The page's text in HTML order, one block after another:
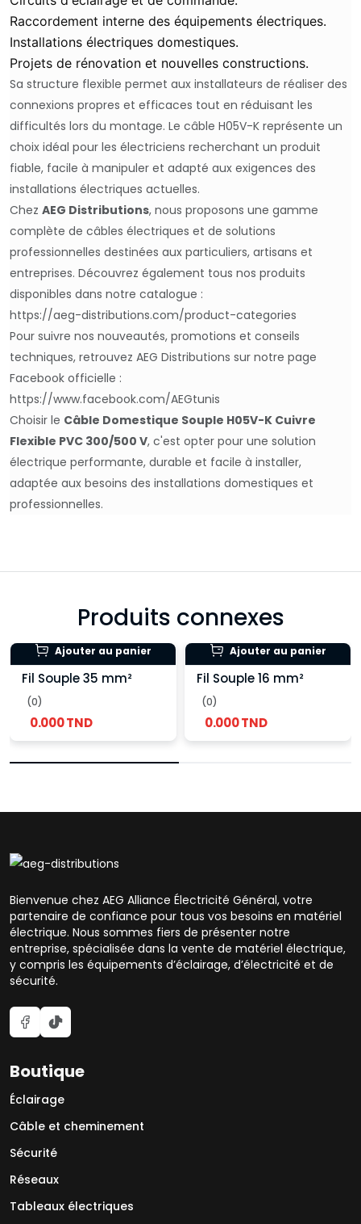
Raccordement interne des équipements électriques.
Installations électriques domestiques.
Projets de rénovation et nouvelles constructions.
Sa structure flexible permet aux installateurs de réaliser des
connexions propres et efficaces tout en réduisant les
difficultés lors du montage. Le câble H05V-K représente un
choix idéal pour les électriciens recherchant un produit
fiable, facile à manipuler et adapté aux exigences des
installations électriques actuelles.
Chez AEG Distributions, nous proposons une gamme
complète de câbles électriques et de solutions
professionnelles destinées aux particuliers, artisans et
entreprises. Découvrez également tous nos produits
disponibles dans notre catalogue :
https://aeg-distributions.com/product-categories
Pour suivre nos nouveautés, promotions et conseils
techniques, retrouvez AEG Distributions sur notre page
Facebook officielle :
https://www.facebook.com/AEGtunis
Choisir le Câble Domestique Souple H05V-K Cuivre
Flexible PVC 300/500 V, c'est opter pour une solution
électrique performante, durable et facile à installer,
adaptée aux besoins des installations domestiques et
professionnelles.
Produits connexes
Ajouter au panier
Fil Souple 35 mm²
(0)
0.000 TND
Ajouter au panier
Fil Souple 16 mm²
(0)
0.000 TND
Bienvenue chez AEG Alliance Électricité Général, votre
partenaire de confiance pour tous vos besoins en matériel
électrique. Nous sommes fiers de présenter notre
entreprise, spécialisée dans la vente de matériel électrique,
y compris les équipements d’éclairage, d’électricité et de
sécurité.
Boutique
Éclairage
Câble et cheminement
Sécurité
Réseaux
Tableaux électriques